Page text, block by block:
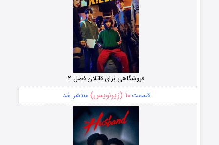
فروشگاهی برای قاتلان فصل ۲
قسمت۱۰ (زیرنویس) منتشر شد